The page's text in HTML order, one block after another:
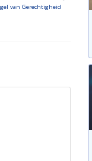
van Gerechtigheid